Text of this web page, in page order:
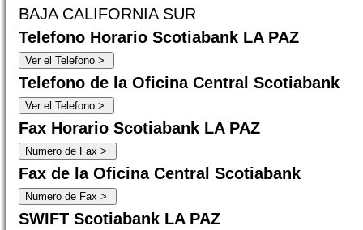
BAJA CALIFORNIA SUR
Telefono Horario Scotiabank LA PAZ
Telefono de la Oficina Central Scotiabank
Fax Horario Scotiabank LA PAZ
Fax de la Oficina Central Scotiabank
SWIFT Scotiabank LA PAZ